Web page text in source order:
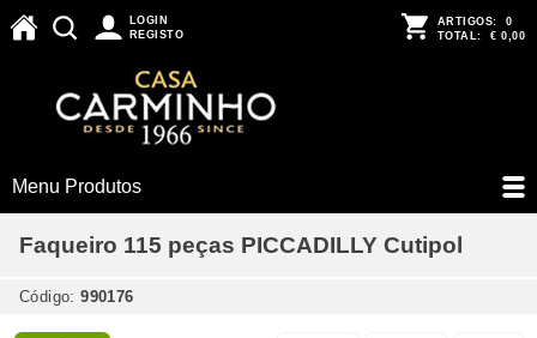
LOGIN
REGISTO
ARTIGOS: 0
TOTAL: € 0,00
Menu Produtos
Faqueiro 115 peças PICCADILLY Cutipol
Código:990176